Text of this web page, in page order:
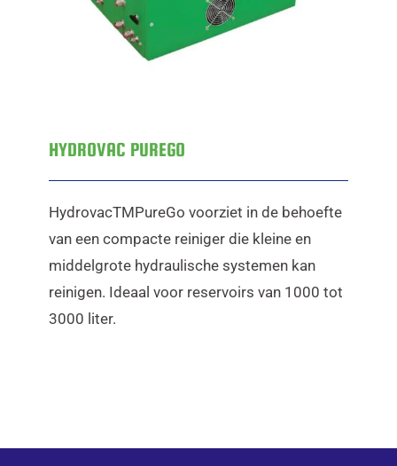
HYDROVAC PUREGO
HydrovacTMPureGo voorziet in de behoefte
van een compacte reiniger die kleine en
middelgrote hydraulische systemen kan
reinigen. Ideaal voor reservoirs van 1000 tot
3000 liter.